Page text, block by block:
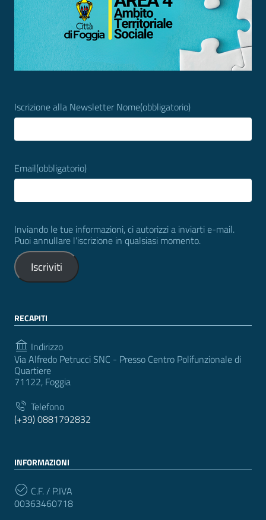
Iscrizione alla Newsletter Nome(obbligatorio)
Email(obbligatorio)
Inviando le tue informazioni, ci autorizzi a inviarti e-mail.
Puoi annullare l'iscrizione in qualsiasi momento.
Iscriviti
RECAPITI
Indirizzo
Via Alfredo Petrucci SNC - Presso Centro Polifunzionale di
Quartiere
71122, Foggia
Telefono
(+39) 0881792832
INFORMAZIONI
C.F. / P.IVA
00363460718